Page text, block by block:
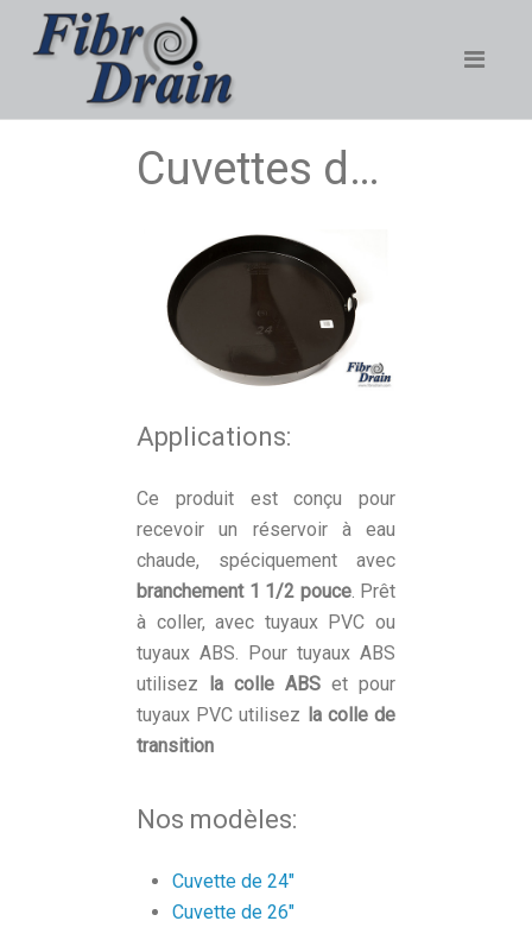
Cuvettes de chauffe-eau
Applications:
Ce produit est conçu pour
recevoir un réservoir à eau
chaude, spéciquement avec
branchement 1 1/2 pouce. Prêt
à coller, avec tuyaux PVC ou
tuyaux ABS. Pour tuyaux ABS
utilisez
la colle ABS et pour
tuyaux PVC utilisez la colle de
transition
Nos modèles:
Cuvette de 24"
Cuvette de 26"